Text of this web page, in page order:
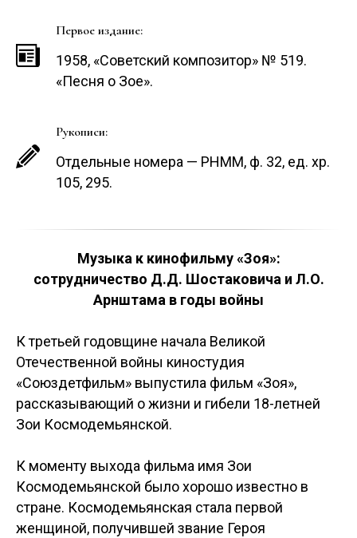
Первое издание:
1958, «Советский композитор» № 519.
«Песня о Зое».
Рукописи:
Отдельные номера — РНММ, ф. 32, ед. хр.
105, 295.
Музыка к кинофильму «Зоя»:
сотрудничество Д.Д. Шостаковича и Л.О.
Арнштама в годы войны
К третьей годовщине начала Великой
Отечественной войны киностудия
«Союздетфильм» выпустила фильм «Зоя»,
рассказывающий о жизни и гибели 18-летней
Зои Космодемьянской.
К моменту выхода фильма имя Зои
Космодемьянской было хорошо известно в
стране. Космодемьянская стала первой
женщиной, получившей звание Героя